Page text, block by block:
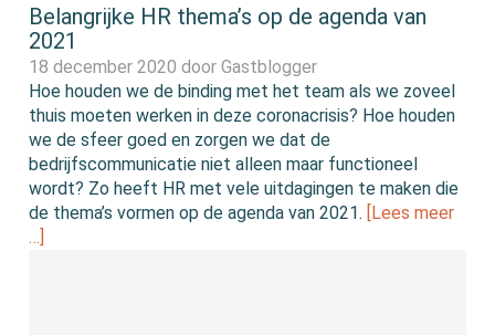
Belangrijke HR thema’s op de agenda van
2021
18 december 2020 doorGastblogger
Hoe houden we de binding met het team als we zoveel
thuis moeten werken in deze coronacrisis? Hoe houden
we de sfeer goed en zorgen we dat de
bedrijfscommunicatie niet alleen maar functioneel
wordt? Zo heeft HR met vele uitdagingen te maken die
de thema’s vormen op de agenda van 2021. [Lees meer
…]